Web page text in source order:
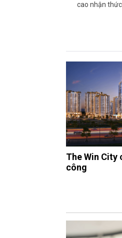
cao nhận
The Win City
công